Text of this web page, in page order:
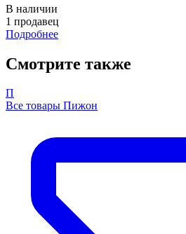
В наличии
1 продавец
Подробнее
Смотрите также
П
Все товары Пижон